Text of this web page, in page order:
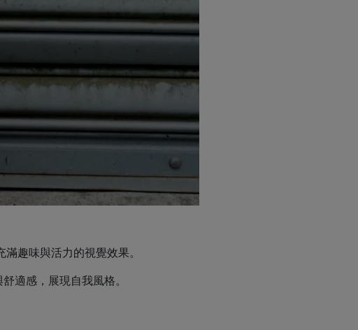
趣味與活力的視覺效果。
適感，展現自我風格。